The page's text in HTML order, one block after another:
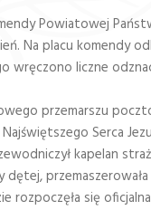
Powiatowej
Na placu komendy
wręczono liczne
przemarszu
Serca
kapelan
rozpoczęła się